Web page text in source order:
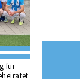
für